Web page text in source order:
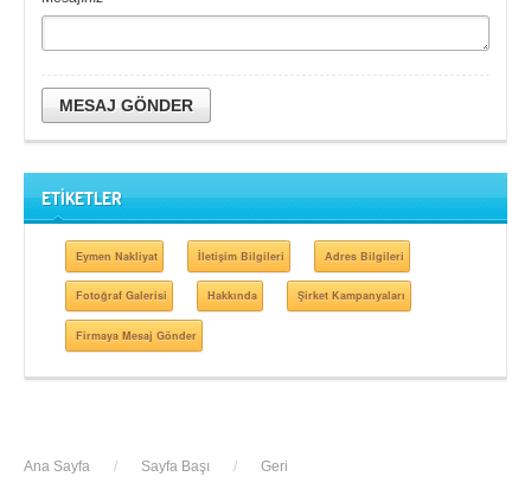
MESAJ GÖNDER
ETİKETLER
Eymen Nakliyat İletişim Bilgileri Adres Bilgileri
Fotoğraf Galerisi Hakkında Şirket Kampanyaları
Firmaya Mesaj Gönder
Ana Sayfa / Sayfa Başı / Geri